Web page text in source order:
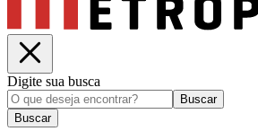
Digite sua busca
Buscar
Buscar